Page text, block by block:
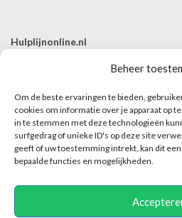
Beheer
Om de beste ervaringen te bieden,
cookies om informatie over je apparaat op
in te stemmen met deze technologieën
surfgedrag of unieke ID's op deze site
geeft of uw toestemming intrekt, kan dit
bepaalde functies en mogelijkheden.
Hulplijnonline.nl
E | info@hulplijnonline.nl
Contactformulier
Over Hulplijnonline.nl
Het team van Hulplijnonline.nl